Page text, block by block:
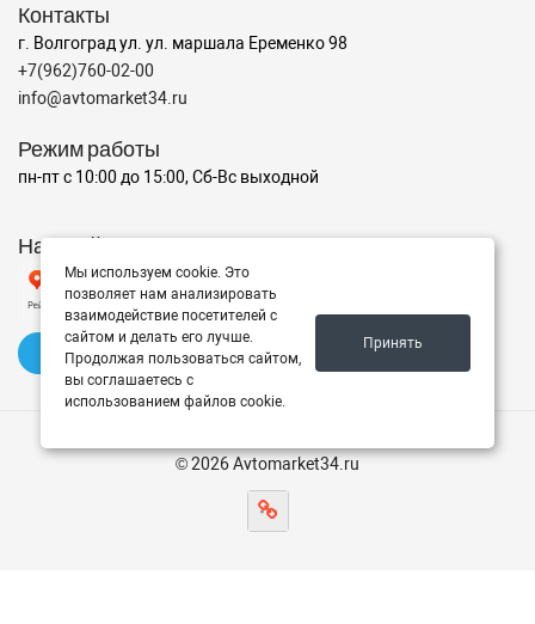
Контакты
г. Волгоград ул. ул. маршала Еременко 98
+7(962)760-02-00
info@avtomarket34.ru
Режим работы
пн-пт с 10:00 до 15:00, Сб-Вс выходной
Наш рейтинг на Яндексе
✍️ Оставить отзыв
© 2026 Avtomarket34.ru
Мы используем cookie. Это
позволяет нам анализировать
взаимодействие посетителей с
сайтом и делать его лучше.
Продолжая пользоваться сайтом,
вы соглашаетесь с
использованием файлов cookie.
Принять